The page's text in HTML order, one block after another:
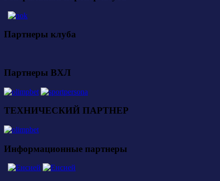
Партнеры клуба
Партнеры ВХЛ
ТЕХНИЧЕСКИЙ ПАРТНЕР
Информационные партнеры